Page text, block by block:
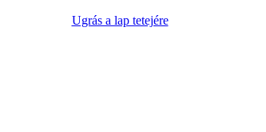
Ugrás a lap tetejére